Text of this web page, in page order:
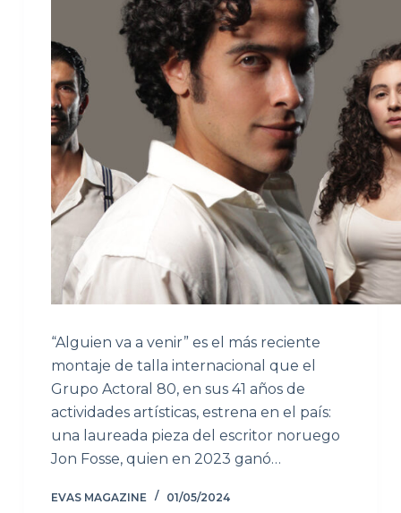
“Alguien va a venir” es el más reciente
montaje de talla internacional que el
Grupo Actoral 80, en sus 41 años de
actividades artísticas, estrena en el país:
una laureada pieza del escritor noruego
Jon Fosse, quien en 2023 ganó…
EVAS MAGAZINE 01/05/2024